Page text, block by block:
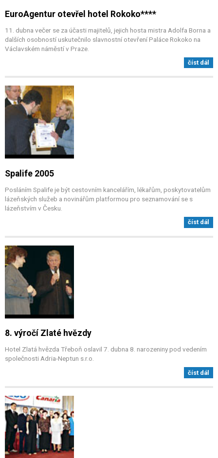
EuroAgentur otevřel hotel Rokoko****
11. dubna večer se za účasti majitelů, jejich hosta mistra Adolfa Borna a
dalších osobností uskutečnilo slavnostní otevření Paláce Rokoko na
Václavském náměstí v Praze.
číst dál
Spalife 2005
Posláním Spalife je být cestovním kancelářím, lékařům, poskytovatelům
lázeňských služeb a novinářům platformou pro seznamování se s
lázeňstvím v Česku.
číst dál
8. výročí Zlaté hvězdy
Hotel Zlatá hvězda Třeboň oslavil 7. dubna 8. narozeniny pod vedením
společnosti Adria-Neptun s.r.o.
číst dál